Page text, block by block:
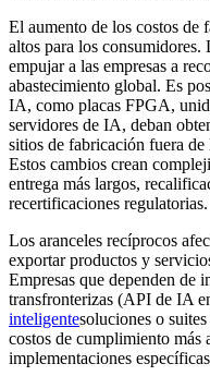
El aumento de los costos de
altos para los consumidores.
empujar a las empresas a
abastecimiento global. Es
IA, como placas FPGA,
servidores de IA, deban
sitios de fabricación fuera de
Estos cambios crean
entrega más largos,
recertificaciones regulatorias.
Los aranceles recíprocos
exportar productos y
Empresas que dependen de
transfronterizas (API de IA
inteligentesoluciones o
costos de cumplimiento más
implementaciones